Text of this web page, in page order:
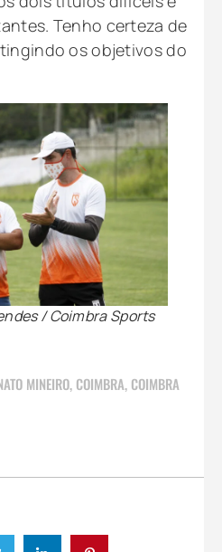
Tenho certeza de
os objetivos do
/ Coimbra Sports
MINEIRO, COIMBRA, COIMBRA